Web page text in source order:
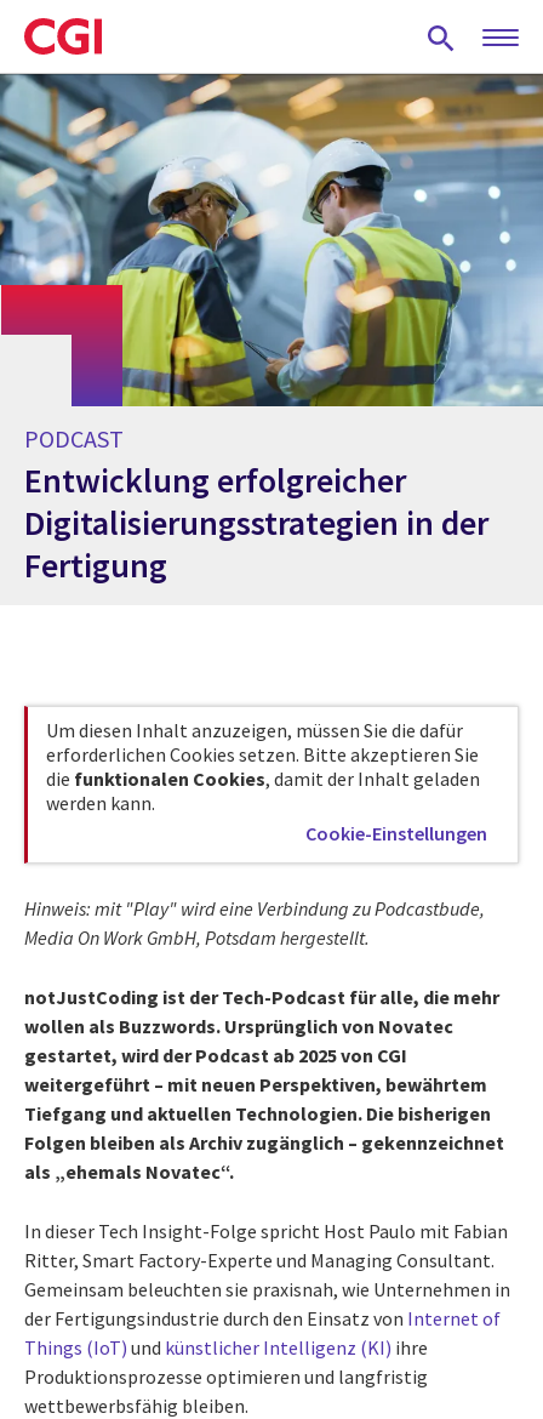
Skip
to
main
content
PODCAST
Entwicklung erfolgreicher
Digitalisierungsstrategien in der
Fertigung
Um diesen Inhalt anzuzeigen, müssen Sie die dafür
erforderlichen Cookies setzen. Bitte akzeptieren Sie
die funktionalen Cookies, damit der Inhalt geladen
werden kann.
Cookie-Einstellungen
Hinweis: mit "Play" wird eine Verbindung zu Podcastbude,
Media On Work GmbH, Potsdam hergestellt.
notJustCoding ist der Tech-Podcast für alle, die mehr
wollen als Buzzwords. Ursprünglich von Novatec
gestartet, wird der Podcast ab 2025 von CGI
weitergeführt – mit neuen Perspektiven, bewährtem
Tiefgang und aktuellen Technologien. Die bisherigen
Folgen bleiben als Archiv zugänglich – gekennzeichnet
als „ehemals Novatec“.
In dieser Tech Insight-Folge spricht Host Paulo mit Fabian
Ritter, Smart Factory-Experte und Managing Consultant.
Gemeinsam beleuchten sie praxisnah, wie Unternehmen in
der Fertigungsindustrie durch den Einsatz von Internet of
Things (IoT) und künstlicher Intelligenz (KI) ihre
Produktionsprozesse optimieren und langfristig
wettbewerbsfähig bleiben.